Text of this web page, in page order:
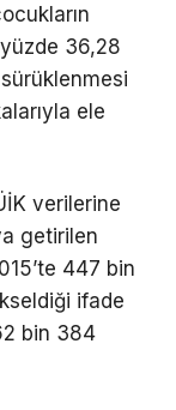
yüzde 36,28
ele
verilerine
getirilen
447 bin
ifade
bin 384